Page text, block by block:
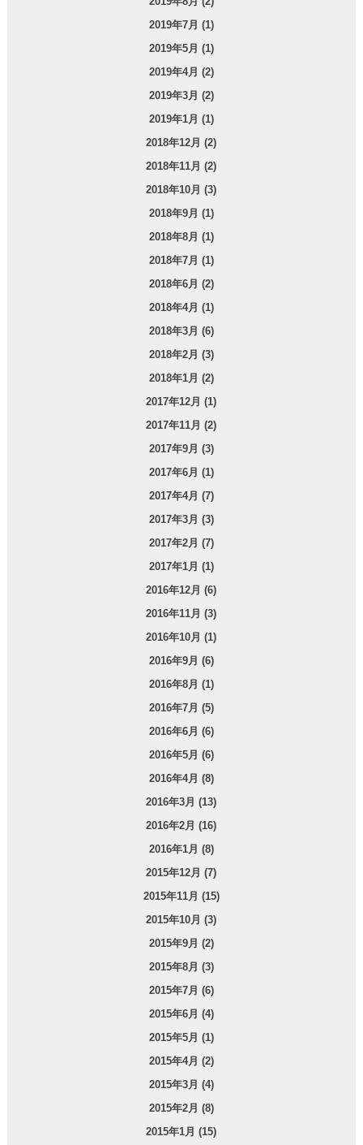
2019年7月 (1)
2019年5月 (1)
2019年4月 (2)
2019年3月 (2)
2019年1月 (1)
2018年12月 (2)
2018年11月 (2)
2018年10月 (3)
2018年9月 (1)
2018年8月 (1)
2018年7月 (1)
2018年6月 (2)
2018年4月 (1)
2018年3月 (6)
2018年2月 (3)
2018年1月 (2)
2017年12月 (1)
2017年11月 (2)
2017年9月 (3)
2017年6月 (1)
2017年4月 (7)
2017年3月 (3)
2017年2月 (7)
2017年1月 (1)
2016年12月 (6)
2016年11月 (3)
2016年10月 (1)
2016年9月 (6)
2016年8月 (1)
2016年7月 (5)
2016年6月 (6)
2016年5月 (6)
2016年4月 (8)
2016年3月 (13)
2016年2月 (16)
2016年1月 (8)
2015年12月 (7)
2015年11月 (15)
2015年10月 (3)
2015年9月 (2)
2015年8月 (3)
2015年7月 (6)
2015年6月 (4)
2015年5月 (1)
2015年4月 (2)
2015年3月 (4)
2015年2月 (8)
2015年1月 (15)